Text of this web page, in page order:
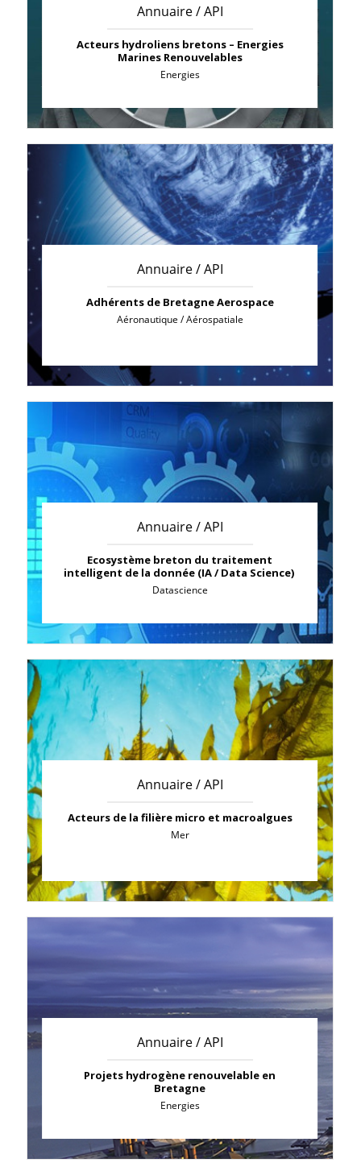
Annuaire / API
Acteurs hydroliens bretons – Energies
Marines Renouvelables
Energies
Annuaire / API
Adhérents de Bretagne Aerospace
Aéronautique / Aérospatiale
Annuaire / API
Ecosystème breton du traitement
intelligent de la donnée (IA / Data Science)
Datascience
Annuaire / API
Acteurs de la filière micro et macroalgues
Mer
Annuaire / API
Projets hydrogène renouvelable en
Bretagne
Energies